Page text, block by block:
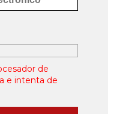
de
e intenta de